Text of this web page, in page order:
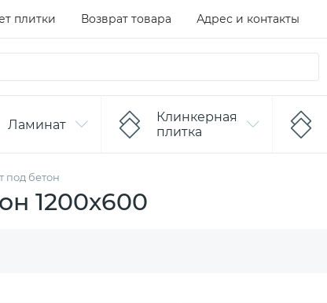
плитки Возврат товара Адрес и контакты
Ламинат
Клинкерная
плитка
под бетон
1200х600